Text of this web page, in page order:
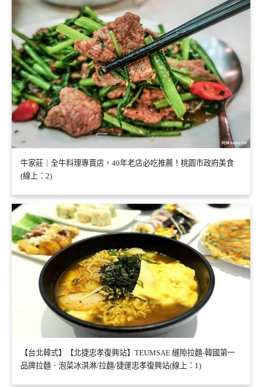
牛家莊｜全牛料理專賣店，40年老店必吃推薦！桃園市政府美食
(線上：2)
【台北韓式】【北捷忠孝復興站】TEUMSAE 縫隙拉麵-韓國第一
品牌拉麵．泡菜冰淇淋/拉麵/捷運忠孝復興站(線上：1)